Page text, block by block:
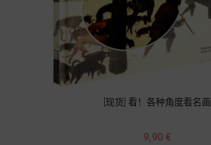
[现货] 看！各种角度看名画
Prix
9,90 €